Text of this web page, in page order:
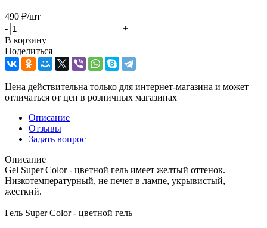
490 ₽/шт
-
+
В корзину
Поделиться
Цена действительна только для интернет-магазина и может
отличаться от цен в розничных магазинах
Описание
Отзывы
Задать вопрос
Описание
Gel Super Color - цветной гель имеет желтый оттенок.
Низкотемпературный, не печет в лампе, укрывистый,
жесткий.
Гель Super Color - цветной гель